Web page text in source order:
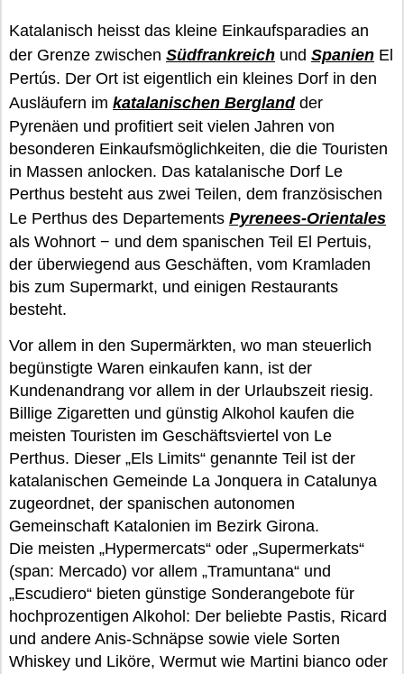
Katalanisch heisst das kleine Einkaufsparadies an
der Grenze zwischen Südfrankreich und Spanien El
Pertús. Der Ort ist eigentlich ein kleines Dorf in den
Ausläufern im katalanischen Berglandder
Pyrenäen und profitiert seit vielen Jahren von
besonderen Einkaufsmöglichkeiten, die die Touristen
in Massen anlocken. Das katalanische Dorf Le
Perthus besteht aus zwei Teilen, dem französischen
Le Perthus des Departements Pyrenees-Orientales
als Wohnort − und dem spanischen Teil El Pertuis,
der überwiegend aus Geschäften, vom Kramladen
bis zum Supermarkt, und einigen Restaurants
besteht.
Vor allem in den Supermärkten, wo man steuerlich
begünstigte Waren einkaufen kann, ist der
Kundenandrang vor allem in der Urlaubszeit riesig.
Billige Zigaretten und günstig Alkohol kaufen die
meisten Touristen im Geschäftsviertel von Le
Perthus. Dieser „Els Limits“ genannte Teil ist der
katalanischen Gemeinde La Jonquera in Catalunya
zugeordnet, der spanischen autonomen
Gemeinschaft Katalonien im Bezirk Girona.
Die meisten „Hypermercats“ oder „Supermerkats“
(span: Mercado) vor allem „Tramuntana“ und
„Escudiero“ bieten günstige Sonderangebote für
hochprozentigen Alkohol: Der beliebte Pastis, Ricard
und andere Anis-Schnäpse sowie viele Sorten
Whiskey und Liköre, Wermut wie Martini bianco oder